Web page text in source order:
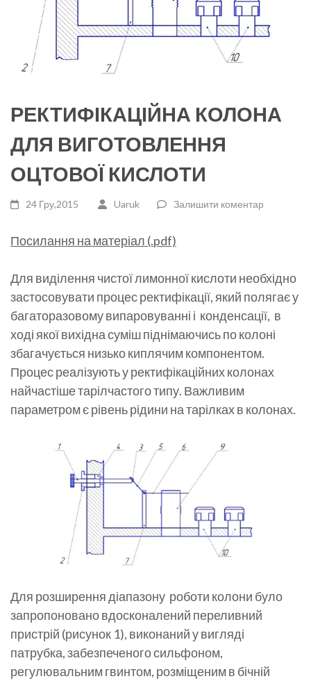
РЕКТИФІКАЦІЙНА КОЛОНА
ДЛЯ ВИГОТОВЛЕННЯ
ОЦТОВОЇ КИСЛОТИ
24 Гру,2015 Uaruk Залишити коментар
Посилання на матеріал (.pdf)
Для виділення чистої лимонної кислоти необхідно
застосовувати процес ректифікації, який полягає у
багаторазовому випаровуванні і конденсації, в
ході якої вихідна суміш піднімаючись по колоні
збагачується низько киплячим компонентом.
Процес реалізують у ректифікаційних колонах
найчастіше тарілчастого типу. Важливим
параметром є рівень рідини на тарілках в колонах.
Для розширення діапазону роботи колони було
запропоновано вдосконалений переливний
пристрій (рисунок 1), виконаний у вигляді
патрубка, забезпеченого сильфоном,
регулювальним гвинтом, розміщеним в бічній